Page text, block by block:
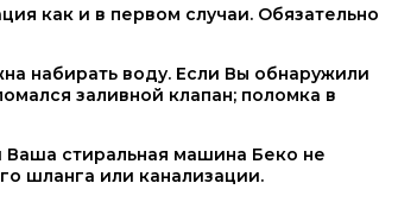
как и в первом случаи. Обязательно
набирать воду. Если Вы обнаружили
заливной клапан; поломка в
Ваша стиральная машина Беко не
шланга или канализации.